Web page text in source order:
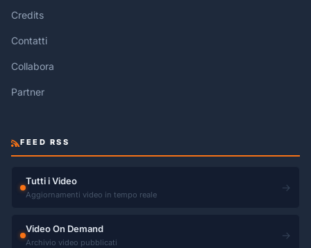
Credits
Contatti
Collabora
Partner
FEED RSS
Tutti i Video
Aggiornamenti video in tempo reale
→
Video On Demand
Archivio video pubblicati
→